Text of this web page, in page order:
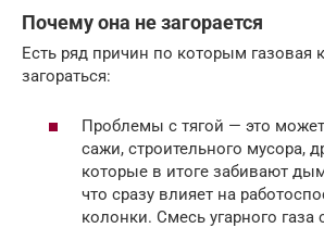
Почему она не загорается
Есть ряд причин по которым газовая
загораться:
Проблемы с тягой — это
сажи, строительного мусора,
которые в итоге забивают
что сразу влияет на
колонки. Смесь угарного газа